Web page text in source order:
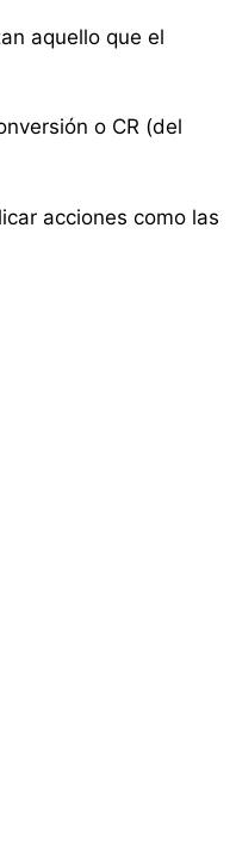
aquello que el
o CR (del
acciones como las